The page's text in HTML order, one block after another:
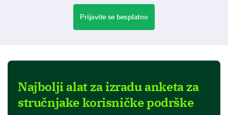
Prijavite se besplatno
Najbolji alat za izradu anketa za
stručnjake korisničke podrške